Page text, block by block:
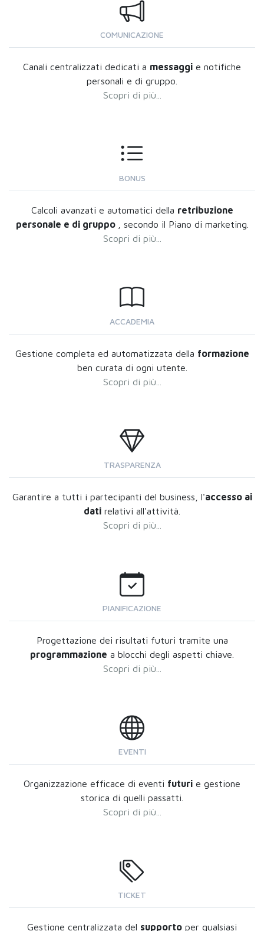
COMUNICAZIONE
Canali centralizzati dedicati a messaggi e notifiche
personali e di gruppo.
Scopri di più...
BONUS
Calcoli avanzati e automatici della retribuzione
personale e di gruppo
, secondo il Piano di marketing.
Scopri di più...
ACCADEMIA
Gestione completa ed automatizzata della formazione
ben curata di ogni utente.
Scopri di più...
TRASPARENZA
Garantire a tutti i partecipanti del business, l'accesso ai
dati relativi all'attività.
Scopri di più...
PIANIFICAZIONE
Progettazione dei risultati futuri tramite una
programmazione a blocchi degli aspetti chiave.
Scopri di più...
EVENTI
Organizzazione efficace di eventi futuri e gestione
storica di quelli passatti.
Scopri di più...
TICKET
Gestione centralizzata del supporto per qualsiasi